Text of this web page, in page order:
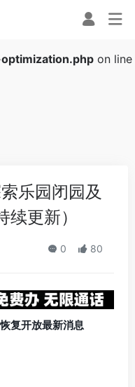
in
on line
乐园闭园及
更新）
0 80
复开放最新消息